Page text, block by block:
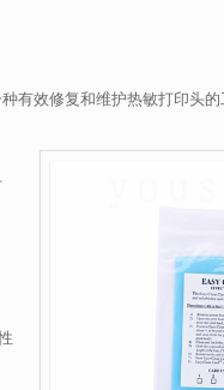
有效修复和维护热敏打印头